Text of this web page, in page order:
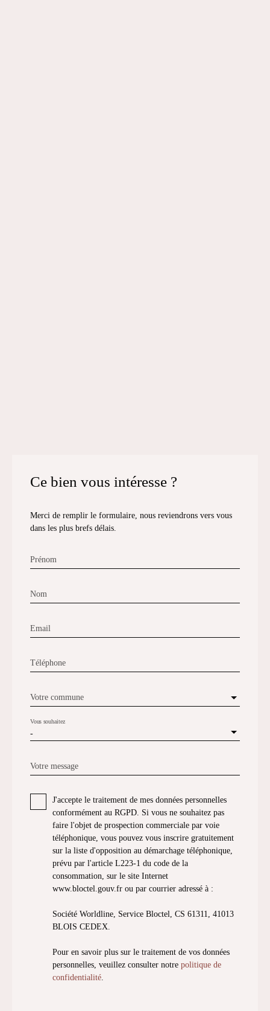
Ce bien vous intéresse ?
Merci de remplir le formulaire, nous reviendrons vers vous
dans les plus brefs délais.
Prénom
Nom
Email
Téléphone
Votre commune
-
Vous souhaitez
Votre message
J'accepte le traitement de mes données personnelles
conformément au RGPD. Si vous ne souhaitez pas
faire l'objet de prospection commerciale par voie
téléphonique, vous pouvez vous inscrire gratuitement
sur la liste d'opposition au démarchage téléphonique,
prévu par l'article L223-1 du code de la
consommation, sur le site Internet
www.bloctel.gouv.fr ou par courrier adressé à :
Société Worldline, Service Bloctel, CS 61311, 41013
BLOIS CEDEX.
Pour en savoir plus sur le traitement de vos données
personnelles, veuillez consulter notre politique de
confidentialité